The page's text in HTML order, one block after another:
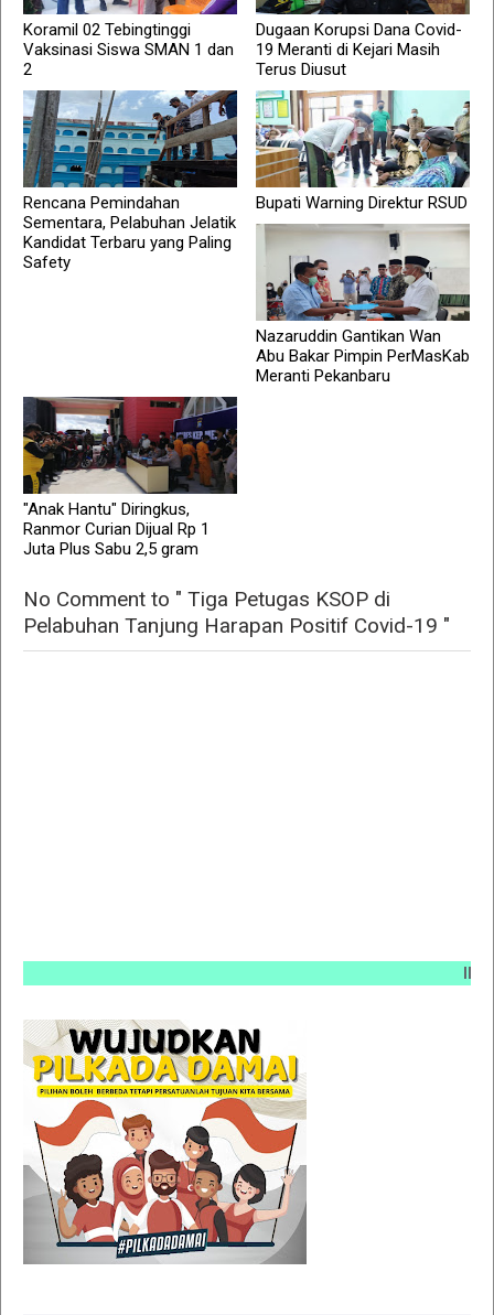
Koramil 02 Tebingtinggi
Vaksinasi Siswa SMAN 1 dan
2
Dugaan Korupsi Dana Covid-
19 Meranti di Kejari Masih
Terus Diusut
Rencana Pemindahan
Sementara, Pelabuhan Jelatik
Kandidat Terbaru yang Paling
Safety
Bupati Warning Direktur RSUD
Nazaruddin Gantikan Wan
Abu Bakar Pimpin PerMasKab
Meranti Pekanbaru
"Anak Hantu" Diringkus,
Ranmor Curian Dijual Rp 1
Juta Plus Sabu 2,5 gram
No Comment to " Tiga Petugas KSOP di
Pelabuhan Tanjung Harapan Positif Covid-19 "